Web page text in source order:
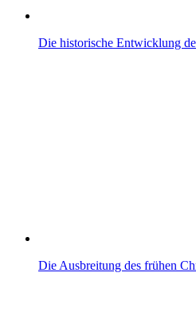
Die historische Entwicklung
Die Ausbreitung des frühen